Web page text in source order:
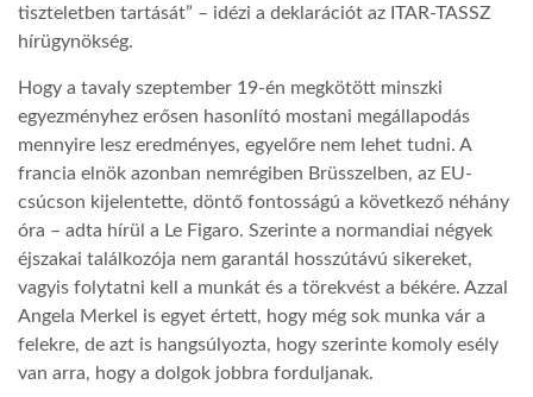
tiszteletben tartását” – idézi a deklarációt az ITAR-TASSZ
hírügynökség.
Hogy a tavaly szeptember 19-én megkötött minszki
egyezményhez erősen hasonlító mostani megállapodás
mennyire lesz eredményes, egyelőre nem lehet tudni. A
francia elnök azonban nemrégiben Brüsszelben, az EU-
csúcson kijelentette, döntő fontosságú a következő néhány
óra – adta hírül a Le Figaro. Szerinte a normandiai négyek
éjszakai találkozója nem garantál hosszútávú sikereket,
vagyis folytatni kell a munkát és a törekvést a békére. Azzal
Angela Merkel is egyet értett, hogy még sok munka vár a
felekre, de azt is hangsúlyozta, hogy szerinte komoly esély
van arra, hogy a dolgok jobbra forduljanak.